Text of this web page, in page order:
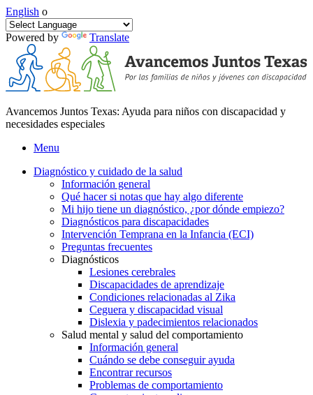
English o
Powered by Translate
Avancemos Juntos Texas: Ayuda para niños con discapacidad y
necesidades especiales
Menu
Diagnóstico y cuidado de la salud
Información general
Qué hacer si notas que hay algo diferente
Mi hijo tiene un diagnóstico, ¿por dónde empiezo?
Diagnósticos para discapacidades
Intervención Temprana en la Infancia (ECI)
Preguntas frecuentes
Diagnósticos
Lesiones cerebrales
Discapacidades de aprendizaje
Condiciones relacionadas al Zika
Ceguera y discapacidad visual
Dislexia y padecimientos relacionados
Salud mental y salud del comportamiento
Información general
Cuándo se debe conseguir ayuda
Encontrar recursos
Problemas de comportamiento